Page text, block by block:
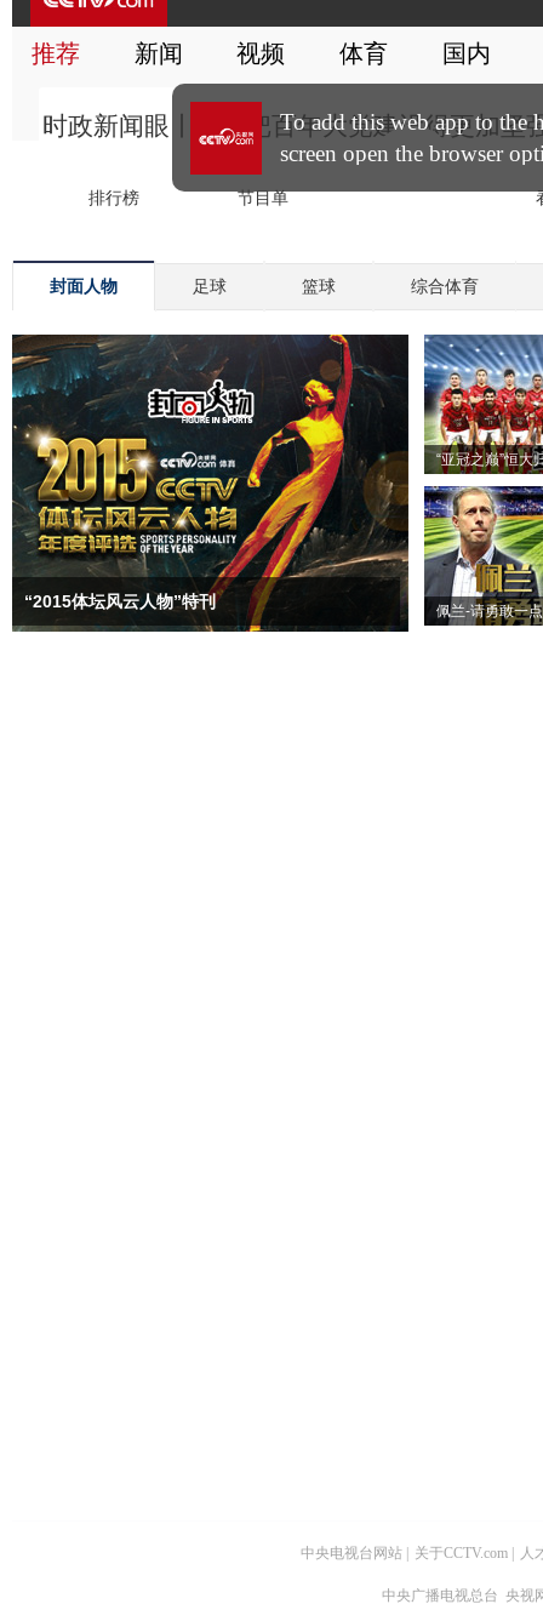
封面人物 足球 篮球 综合体育
“2015体坛风云人物”特刊
“亚冠之巅”恒大
佩兰-请勇敢一点
中央电视台网站 关于CCTV.com 人
中央广播电视总台 央视